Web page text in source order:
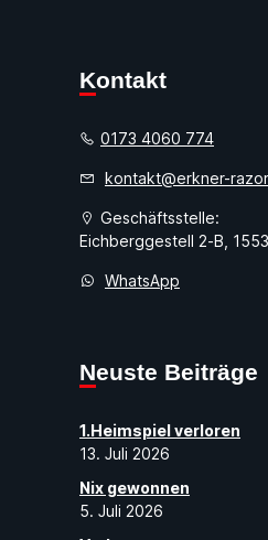
Kontakt
0173 4060 774
kontakt@erkner-
Geschäftsstelle:
Eichberggestell 2-B,
WhatsApp
Neuste Beiträge
1.Heimspiel verloren
13. Juli 2026
Nix gewonnen
5. Juli 2026